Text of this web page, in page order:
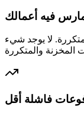
فيه أعمالك
لا يوجد شيء
فاشلة أقل